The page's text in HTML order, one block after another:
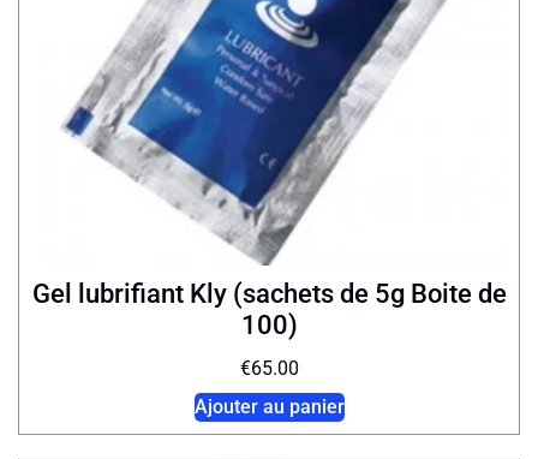
Gel lubrifiant Kly (sachets de 5g Boite de
100)
€65.00
Ajouter au panier